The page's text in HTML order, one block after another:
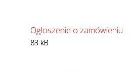
Ogłoszenie o zamówieniu
83 kB